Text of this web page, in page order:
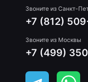
Звоните из Санкт-
+7 (812)
Звоните из Москвы
+7 (499)